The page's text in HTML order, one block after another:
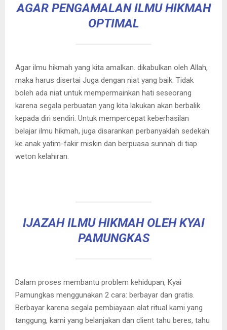
AGAR PENGAMALAN ILMU HIKMAH
OPTIMAL
Agar ilmu hikmah yang kita amalkan. dikabulkan oleh Allah,
maka harus disertai Juga dengan niat yang baik. Tidak
boleh ada niat untuk mempermainkan hati seseorang
karena segala perbuatan yang kita lakukan akan berbalik
kepada diri sendiri. Untuk mempercepat keberhasilan
belajar ilmu hikmah, juga disarankan perbanyaklah sedekah
ke anak yatim-fakir miskin dan berpuasa sunnah di tiap
weton kelahiran.
IJAZAH ILMU HIKMAH OLEH KYAI
PAMUNGKAS
Dalam proses membantu problem kehidupan, Kyai
Pamungkas menggunakan 2 cara: berbayar dan gratis.
Berbayar karena segala pembiayaan alat ritual kami yang
tanggung, kami yang belanjakan dan client tahu beres, tahu